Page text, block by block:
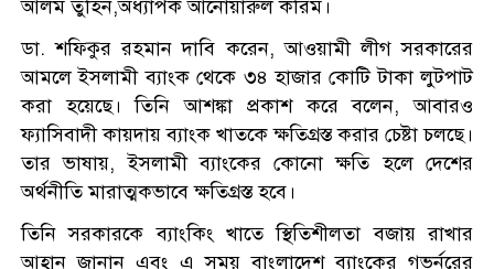
আলম তুহিন,অধ্যাপক আনোয়ারুল করিম।
ডা. শফিকুর রহমান দাবি করেন, আওয়ামী লীগ সরকারের
আমলে ইসলামী ব্যাংক থেকে ৩৪ হাজার কোটি টাকা লুটপাট
করা হয়েছে। তিনি আশঙ্কা প্রকাশ করে বলেন, আবারও
ফ্যাসিবাদী কায়দায় ব্যাংক খাতকে ক্ষতিগ্রস্ত করার চেষ্টা চলছে।
তার ভাষায়, ইসলামী ব্যাংকের কোনো ক্ষতি হলে দেশের
অর্থনীতি মারাত্মকভাবে ক্ষতিগ্রস্ত হবে।
তিনি সরকারকে ব্যাংকিং খাতে স্থিতিশীলতা বজায় রাখার
আহ্বান জানান এবং এ সময় বাংলাদেশ ব্যাংকের গভর্নরের